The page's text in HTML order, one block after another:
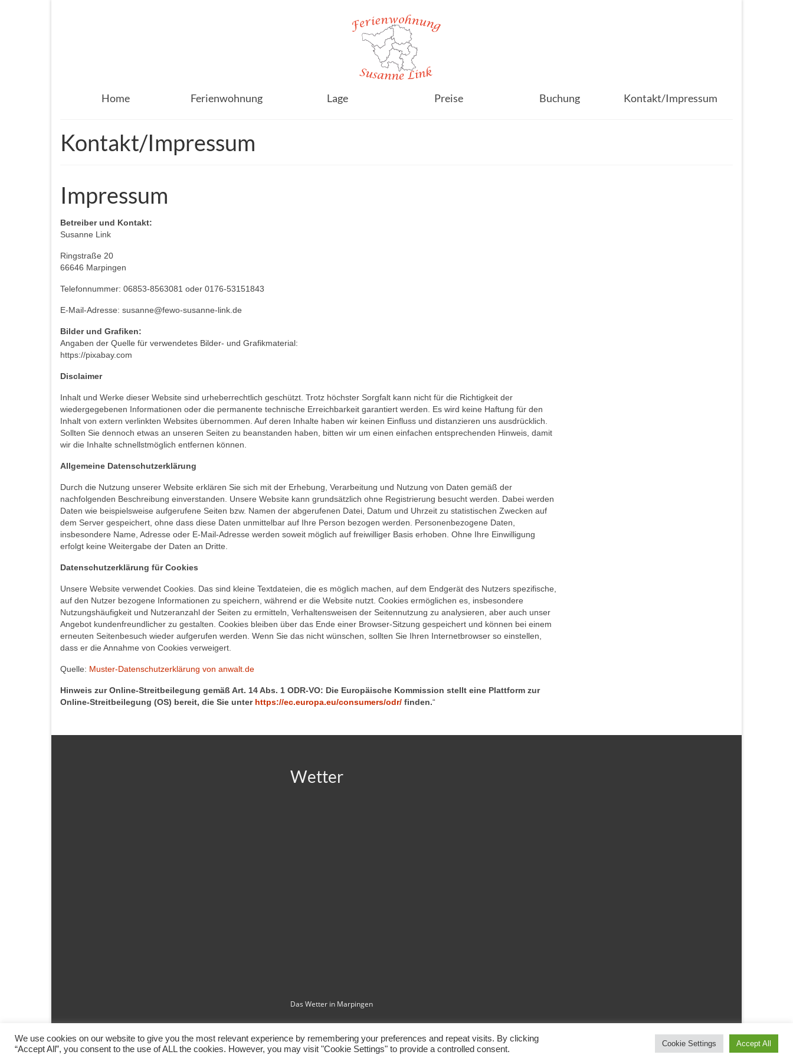
Home Ferienwohnung Lage Preise Buchung Kontakt/Impressum
Kontakt/Impressum
Impressum
Betreiber und Kontakt:
Susanne Link
Ringstraße 20
66646 Marpingen
Telefonnummer: 06853-8563081 oder 0176-53151843
E-Mail-Adresse: susanne@fewo-susanne-link.de
Bilder und Grafiken:
Angaben der Quelle für verwendetes Bilder- und Grafikmaterial:
https://pixabay.com
Disclaimer
Inhalt und Werke dieser Website sind urheberrechtlich geschützt. Trotz höchster Sorgfalt kann nicht für die Richtigkeit der
wiedergegebenen Informationen oder die permanente technische Erreichbarkeit garantiert werden. Es wird keine Haftung für den
Inhalt von extern verlinkten Websites übernommen. Auf deren Inhalte haben wir keinen Einfluss und distanzieren uns ausdrücklich.
Sollten Sie dennoch etwas an unseren Seiten zu beanstanden haben, bitten wir um einen einfachen entsprechenden Hinweis, damit
wir die Inhalte schnellstmöglich entfernen können.
Allgemeine Datenschutzerklärung
Durch die Nutzung unserer Website erklären Sie sich mit der Erhebung, Verarbeitung und Nutzung von Daten gemäß der
nachfolgenden Beschreibung einverstanden. Unsere Website kann grundsätzlich ohne Registrierung besucht werden. Dabei werden
Daten wie beispielsweise aufgerufene Seiten bzw. Namen der abgerufenen Datei, Datum und Uhrzeit zu statistischen Zwecken auf
dem Server gespeichert, ohne dass diese Daten unmittelbar auf Ihre Person bezogen werden. Personenbezogene Daten,
insbesondere Name, Adresse oder E-Mail-Adresse werden soweit möglich auf freiwilliger Basis erhoben. Ohne Ihre Einwilligung
erfolgt keine Weitergabe der Daten an Dritte.
Datenschutzerklärung für Cookies
Unsere Website verwendet Cookies. Das sind kleine Textdateien, die es möglich machen, auf dem Endgerät des Nutzers spezifische,
auf den Nutzer bezogene Informationen zu speichern, während er die Website nutzt. Cookies ermöglichen es, insbesondere
Nutzungshäufigkeit und Nutzeranzahl der Seiten zu ermitteln, Verhaltensweisen der Seitennutzung zu analysieren, aber auch unser
Angebot kundenfreundlicher zu gestalten. Cookies bleiben über das Ende einer Browser-Sitzung gespeichert und können bei einem
erneuten Seitenbesuch wieder aufgerufen werden. Wenn Sie das nicht wünschen, sollten Sie Ihren Internetbrowser so einstellen,
dass er die Annahme von Cookies verweigert.
Quelle: Muster-Datenschutzerklärung von anwalt.de
Hinweis zur Online-Streitbeilegung gemäß Art. 14 Abs. 1 ODR-VO: Die Europäische Kommission stellt eine Plattform zur
Online-Streitbeilegung (OS) bereit, die Sie unter https://ec.europa.eu/consumers/odr/ finden.“
Wetter
Das Wetter in Marpingen
Datenschutzerklärung
We use cookies on our website to give you the most relevant experience by remembering your preferences and repeat visits. By clicking
“Accept All”, you consent to the use of ALL the cookies. However, you may visit "Cookie Settings" to provide a controlled consent.
Cookie Settings Accept All